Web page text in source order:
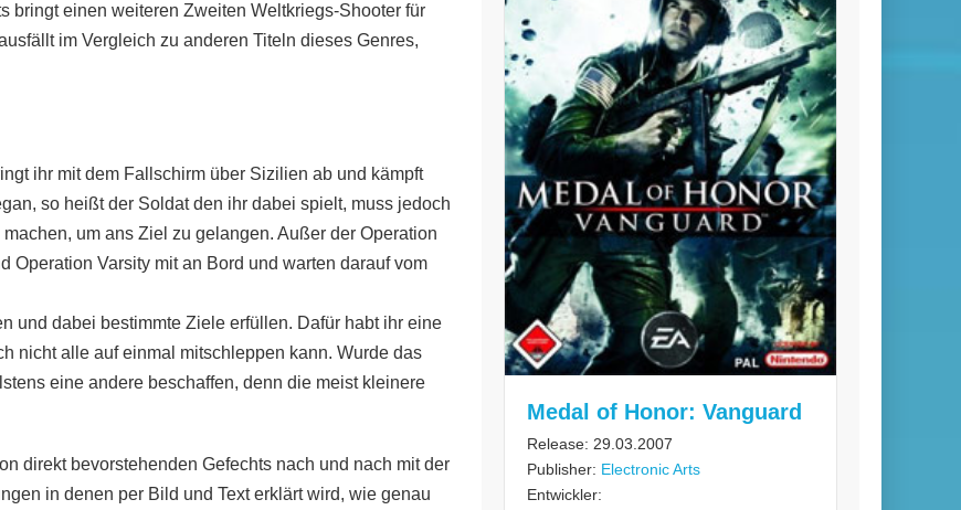
bringt einen weiteren Zweiten Weltkriegs-Shooter für
im Vergleich zu anderen Titeln dieses Genres,
ihr mit dem Fallschirm über Sizilien ab und kämpft
so heißt der Soldat den ihr dabei spielt, muss jedoch
um ans Ziel zu gelangen. Außer der Operation
Operation Varsity mit an Bord und warten darauf vom
und dabei bestimmte Ziele erfüllen. Dafür habt ihr eine
nicht alle auf einmal mitschleppen kann. Wurde das
eine andere beschaffen, denn die meist kleinere
direkt bevorstehenden Gefechts nach und nach mit der
in denen per Bild und Text erklärt wird, wie genau
Medal of Honor: Vanguard
Release: 29.03.2007
Publisher: Electronic Arts
Entwickler: